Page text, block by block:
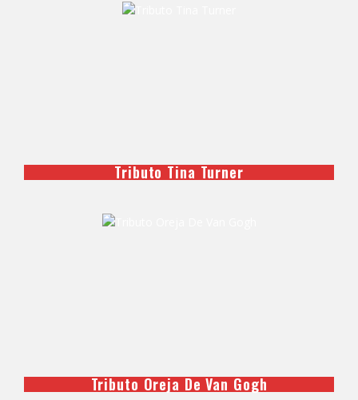
Tributo Tina Turner
Tributo Oreja De Van Gogh